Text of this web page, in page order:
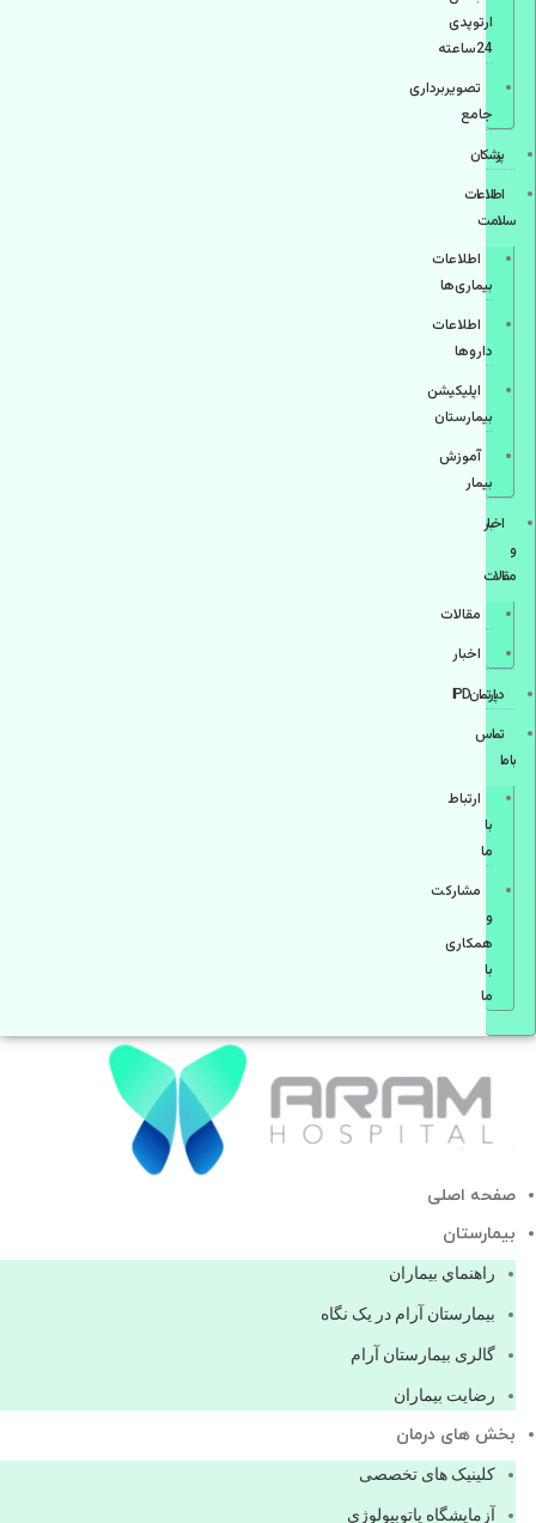
ارتوپدی
24ساعته
تصویربرداری
جامع
پزشكان
اطلاعات
سلامت
اطلاعات
بیماری‌ها
اطلاعات
دارو‌ها
اپليكيشن
بيمارستان
آموزش
بیمار
اخبار
و
مقالات
مقالات
اخبار
دپارتمانIPD
تماس
با ما
ارتباط
با
ما
مشاركت
و
همكاری
با
ما
صفحه اصلی
بيمارستان
راهنماي بیماران
بیمارستان آرام در یک نگاه
گالری بیمارستان آرام
رضایت بیماران
بخش های درمان
کلینیک های تخصصی
آزمایشگاه پاتوبیولوژی